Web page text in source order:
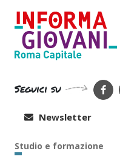
Seguici su
Newsletter
Studio e formazione